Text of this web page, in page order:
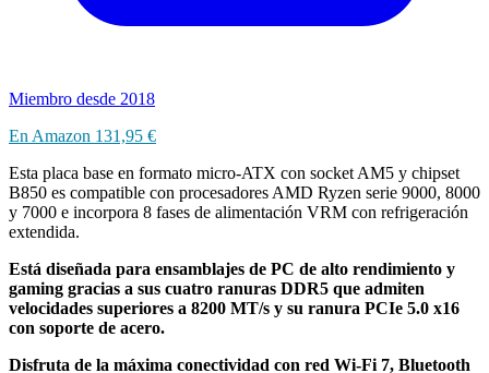
Miembro desde 2018
En Amazon 131,95 €
Esta placa base en formato micro-ATX con socket AM5 y chipset
B850 es compatible con procesadores AMD Ryzen serie 9000, 8000
y 7000 e incorpora 8 fases de alimentación VRM con refrigeración
extendida.
Está diseñada para ensamblajes de PC de alto rendimiento y
gaming gracias a sus cuatro ranuras DDR5 que admiten
velocidades superiores a 8200 MT/s y su ranura PCIe 5.0 x16
con soporte de acero.
Disfruta de la máxima conectividad con red Wi-Fi 7, Bluetooth